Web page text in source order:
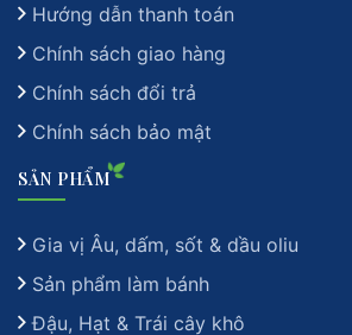
Hướng dẫn thanh toán
Chính sách giao hàng
Chính sách đổi trả
Chính sách bảo mật
SẢN PHẨM
Gia vị Âu, dấm, sốt & dầu oliu
Sản phẩm làm bánh
Đậu, Hạt & Trái cây khô